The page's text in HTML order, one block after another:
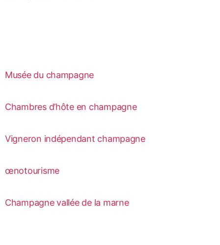
Musée du champagne
Chambres d’hôte en champagne
Vigneron indépendant champagne
œnotourisme
Champagne vallée de la marne